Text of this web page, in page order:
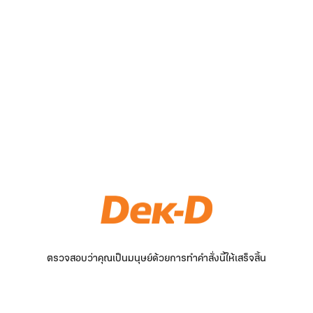
ตรวจสอบว่าคุณเป็นมนุษย์ด้วยการทำคำสั่งนี้ให้เสร็จสิ้น